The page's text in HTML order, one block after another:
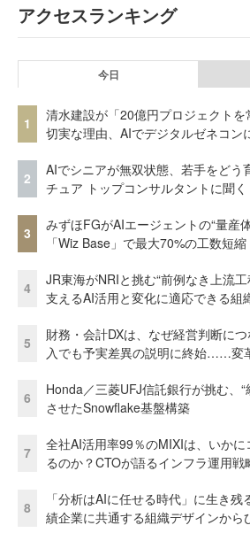
アクセスランキング
今日
1
清水建設が「20億円プロジェクト
切実な理由、AIでデジタルゼネコン
2
AIでシニアが無双状態、若手をどう
チュア トップコンサルタントに聞く
3
みずほFGがAIエージェントの“量
「Wiz Base」で最大70%の工数短縮
4
JR東海がNRIと挑む“前例なき上流
支えるAI活用と変化に適応できる組
5
財務・会計DXは、なぜ経営判断に
入でも予実差異の説明に終始……変
6
Honda／三菱UFJ信託銀行が挑む、“
させたSnowflake基盤構築
7
全社AI活用率99％のMIXIは、いか
るのか？CTOが語るインフラ運用戦
8
「分析はAIに任せる時代」に生き
績企業に共通する組織デザインから